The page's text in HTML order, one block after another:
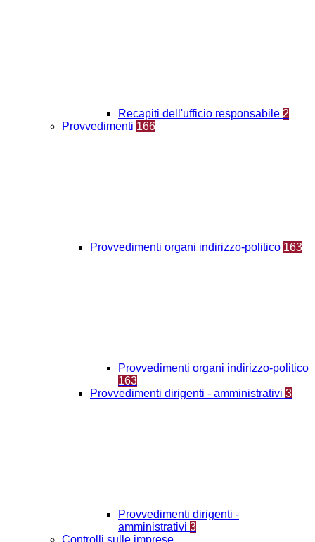
Recapiti dell'ufficio responsabile 2
Provvedimenti 166
Provvedimenti organi indirizzo-politico 163
Provvedimenti organi indirizzo-politico
163
Provvedimenti dirigenti - amministrativi 3
Provvedimenti dirigenti -
amministrativi 3